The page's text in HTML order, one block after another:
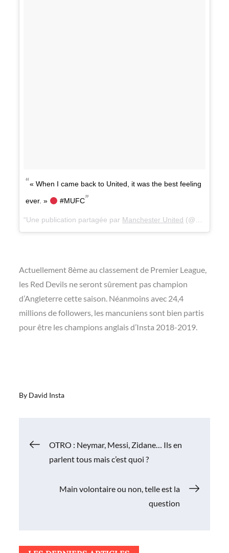
« When I came back to United, it was the best feeling
ever. » #MUFC
Une publication partagée par Manchester United (@manchesterunited) le
Actuellement 8ème au classement de Premier League,
les Red Devils ne seront sûrement pas champion
d’Angleterre cette saison. Néanmoins avec 24,4
millions de followers, les mancuniens sont bien partis
pour être les champions anglais d’Insta 2018-2019.
By David Insta
Navigation
OTRO : Neymar, Messi, Zidane… Ils en
parlent tous mais c’est quoi ?
Main volontaire ou non, telle est la
question